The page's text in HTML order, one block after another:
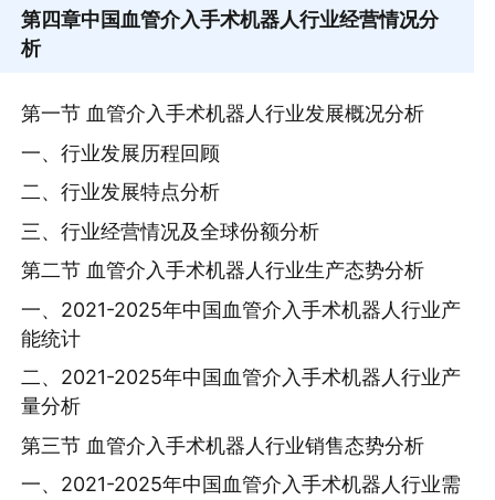
第四章中国血管介入手术机器人行业经营情况分
析
第一节 血管介入手术机器人行业发展概况分析
一、行业发展历程回顾
二、行业发展特点分析
三、行业经营情况及全球份额分析
第二节 血管介入手术机器人行业生产态势分析
一、2021-2025年中国血管介入手术机器人行业产
能统计
二、2021-2025年中国血管介入手术机器人行业产
量分析
第三节 血管介入手术机器人行业销售态势分析
一、2021-2025年中国血管介入手术机器人行业需